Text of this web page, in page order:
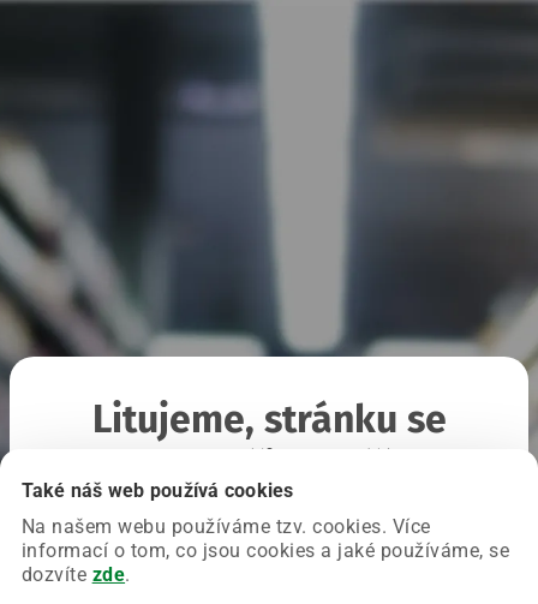
Také náš web používá cookies
Na našem webu používáme tzv. cookies. Více
informací o tom, co jsou cookies a jaké používáme, se
dozvíte zde.
Litujeme, stránku se
Chyba nastala na naší straně a už ji opravujeme.
Zkuste prosím znovu načíst požadovanou stránku.